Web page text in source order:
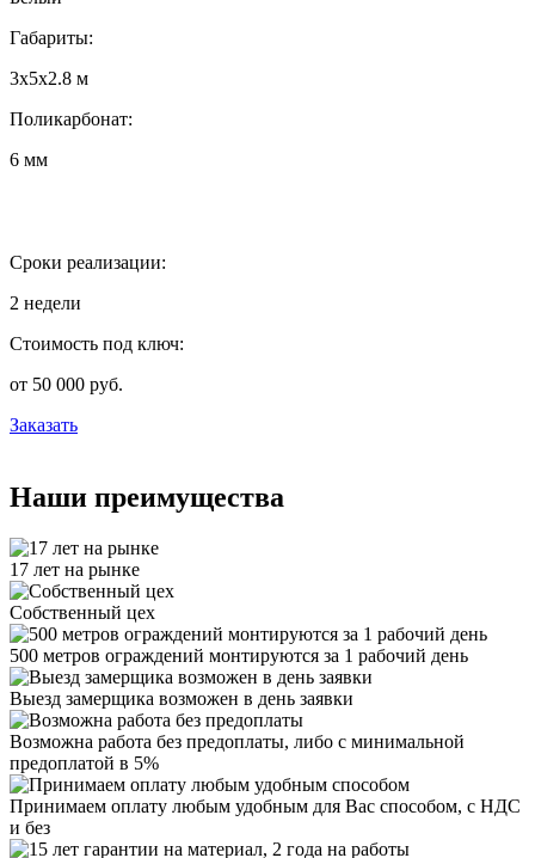
Габариты:
3х5х2.8 м
Поликарбонат:
6 мм
Сроки реализации:
2 недели
Стоимость под ключ:
от 50 000 руб.
Заказать
Наши преимущества
17 лет на рынке
Собственный цех
500 метров ограждений монтируются за 1 рабочий день
Выезд замерщика возможен в день заявки
Возможна работа без предоплаты, либо с минимальной
предоплатой в 5%
Принимаем оплату любым удобным для Вас способом, с НДС
и без